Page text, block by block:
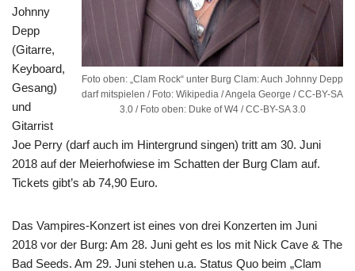
Foto oben: „Clam Rock“ unter Burg Clam: Auch Johnny Depp
darf mitspielen / Foto: Wikipedia / Angela George / CC-BY-SA
3.0 / Foto oben: Duke of W4 / CC-BY-SA 3.0
Johnny
Depp
(Gitarre,
Keyboard,
Gesang)
und
Gitarrist
Joe Perry (darf auch im Hintergrund singen) tritt am 30. Juni
2018 auf der Meierhofwiese im Schatten der Burg Clam auf.
Tickets gibt’s ab 74,90 Euro.
Das Vampires-Konzert ist eines von drei Konzerten im Juni
2018 vor der Burg: Am 28. Juni geht es los mit Nick Cave & The
Bad Seeds. Am 29. Juni stehen u.a. Status Quo beim „Clam